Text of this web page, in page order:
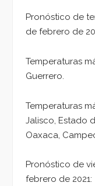
Pronóstico de
de febrero de
Temperaturas
Guerrero.
Temperaturas
Jalisco, Estado
Oaxaca,
Pronóstico de
febrero de 2021: